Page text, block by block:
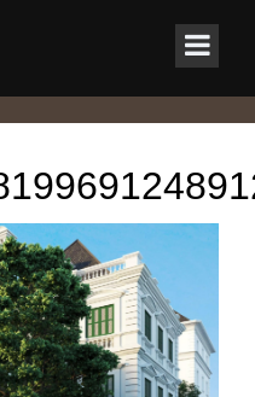
bỏ túi khi lựa chọn nhà thầu nội